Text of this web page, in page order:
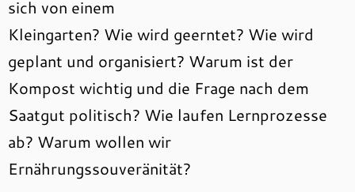
sich von einem
Kleingarten? Wie wird geerntet? Wie wird
geplant und organisiert? Warum ist der
Kompost wichtig und die Frage nach dem
Saatgut politisch? Wie laufen Lernprozesse
ab? Warum wollen wir
Ernährungssouveränität?